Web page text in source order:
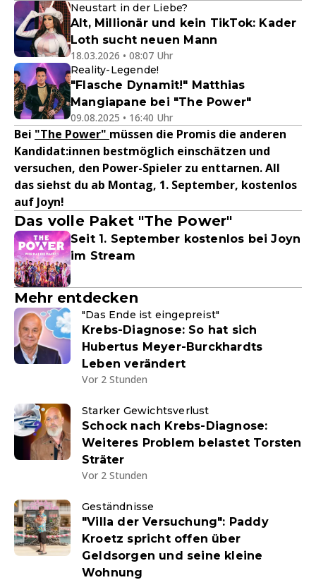
Neustart in der Liebe?
Alt, Millionär und kein TikTok: Kader
Loth sucht neuen Mann
18.03.2026 • 08:07 Uhr
Reality-Legende!
"Flasche Dynamit!" Matthias
Mangiapane bei "The Power"
09.08.2025 • 16:40 Uhr
Bei "The Power" müssen die Promis die anderen
Kandidat:innen bestmöglich einschätzen und
versuchen, den Power-Spieler zu enttarnen.All
das siehst du ab Montag, 1. September, kostenlos
auf Joyn!
Das volle Paket "The Power"
Seit 1. September kostenlos bei Joyn
im Stream
Mehr entdecken
"Das Ende ist eingepreist"
Krebs-Diagnose: So hat sich
Hubertus Meyer-Burckhardts
Leben verändert
Vor 2 Stunden
Starker Gewichtsverlust
Schock nach Krebs-Diagnose:
Weiteres Problem belastet Torsten
Sträter
Vor 2 Stunden
Geständnisse
"Villa der Versuchung": Paddy
Kroetz spricht offen über
Geldsorgen und seine kleine
Wohnung